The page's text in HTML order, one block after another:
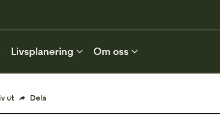
Livsplanering Om oss
ut Dela